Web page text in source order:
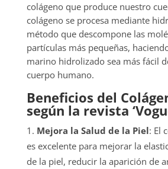
colágeno que produce nuestro
colágeno se procesa mediante
método que descompone las
partículas más pequeñas,
marino hidrolizado sea más fácil
cuerpo humano.
Beneficios del
según la revista
Mejora la Salud de la Piel: El
es excelente para mejorar la
de la piel, reducir la aparición de